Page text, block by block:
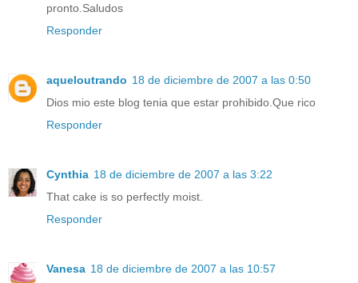
pronto.Saludos
Responder
aqueloutrando 18 de diciembre de 2007 a las 0:50
Dios mio este blog tenia que estar prohibido.Que rico
Responder
Cynthia 18 de diciembre de 2007 a las 3:22
That cake is so perfectly moist.
Responder
Vanesa 18 de diciembre de 2007 a las 10:57